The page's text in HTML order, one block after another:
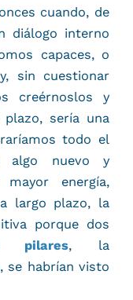
cuando, de
diálogo interno
capaces, o
sin cuestionar
creérnoslos y
sería una
todo el
algo nuevo y
energía,
largo plazo, la
porque dos
pilares, la
, se habrían visto